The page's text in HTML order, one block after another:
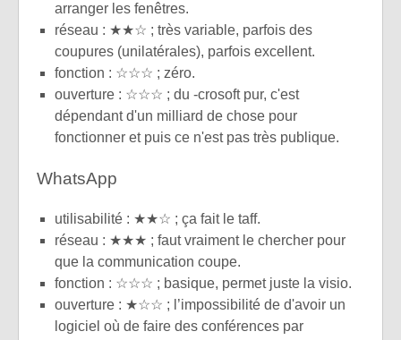
arranger les fenêtres.
réseau : ★★☆ ; très variable, parfois des
coupures (unilatérales), parfois excellent.
fonction : ☆☆☆ ; zéro.
ouverture : ☆☆☆ ; du -crosoft pur, c'est
dépendant d'un milliard de chose pour
fonctionner et puis ce n'est pas très publique.
WhatsApp
utilisabilité : ★★☆ ; ça fait le taff.
réseau : ★★★ ; faut vraiment le chercher pour
que la communication coupe.
fonction : ☆☆☆ ; basique, permet juste la visio.
ouverture : ★☆☆ ; l’impossibilité de d'avoir un
logiciel où de faire des conférences par